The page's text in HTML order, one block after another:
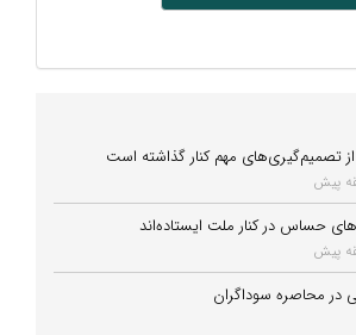
از تصمیم‌گیری‌های مهم کنار گذاشته است
حساس در کنار ملت ایستاده‌اند
در محاصره سوداگران